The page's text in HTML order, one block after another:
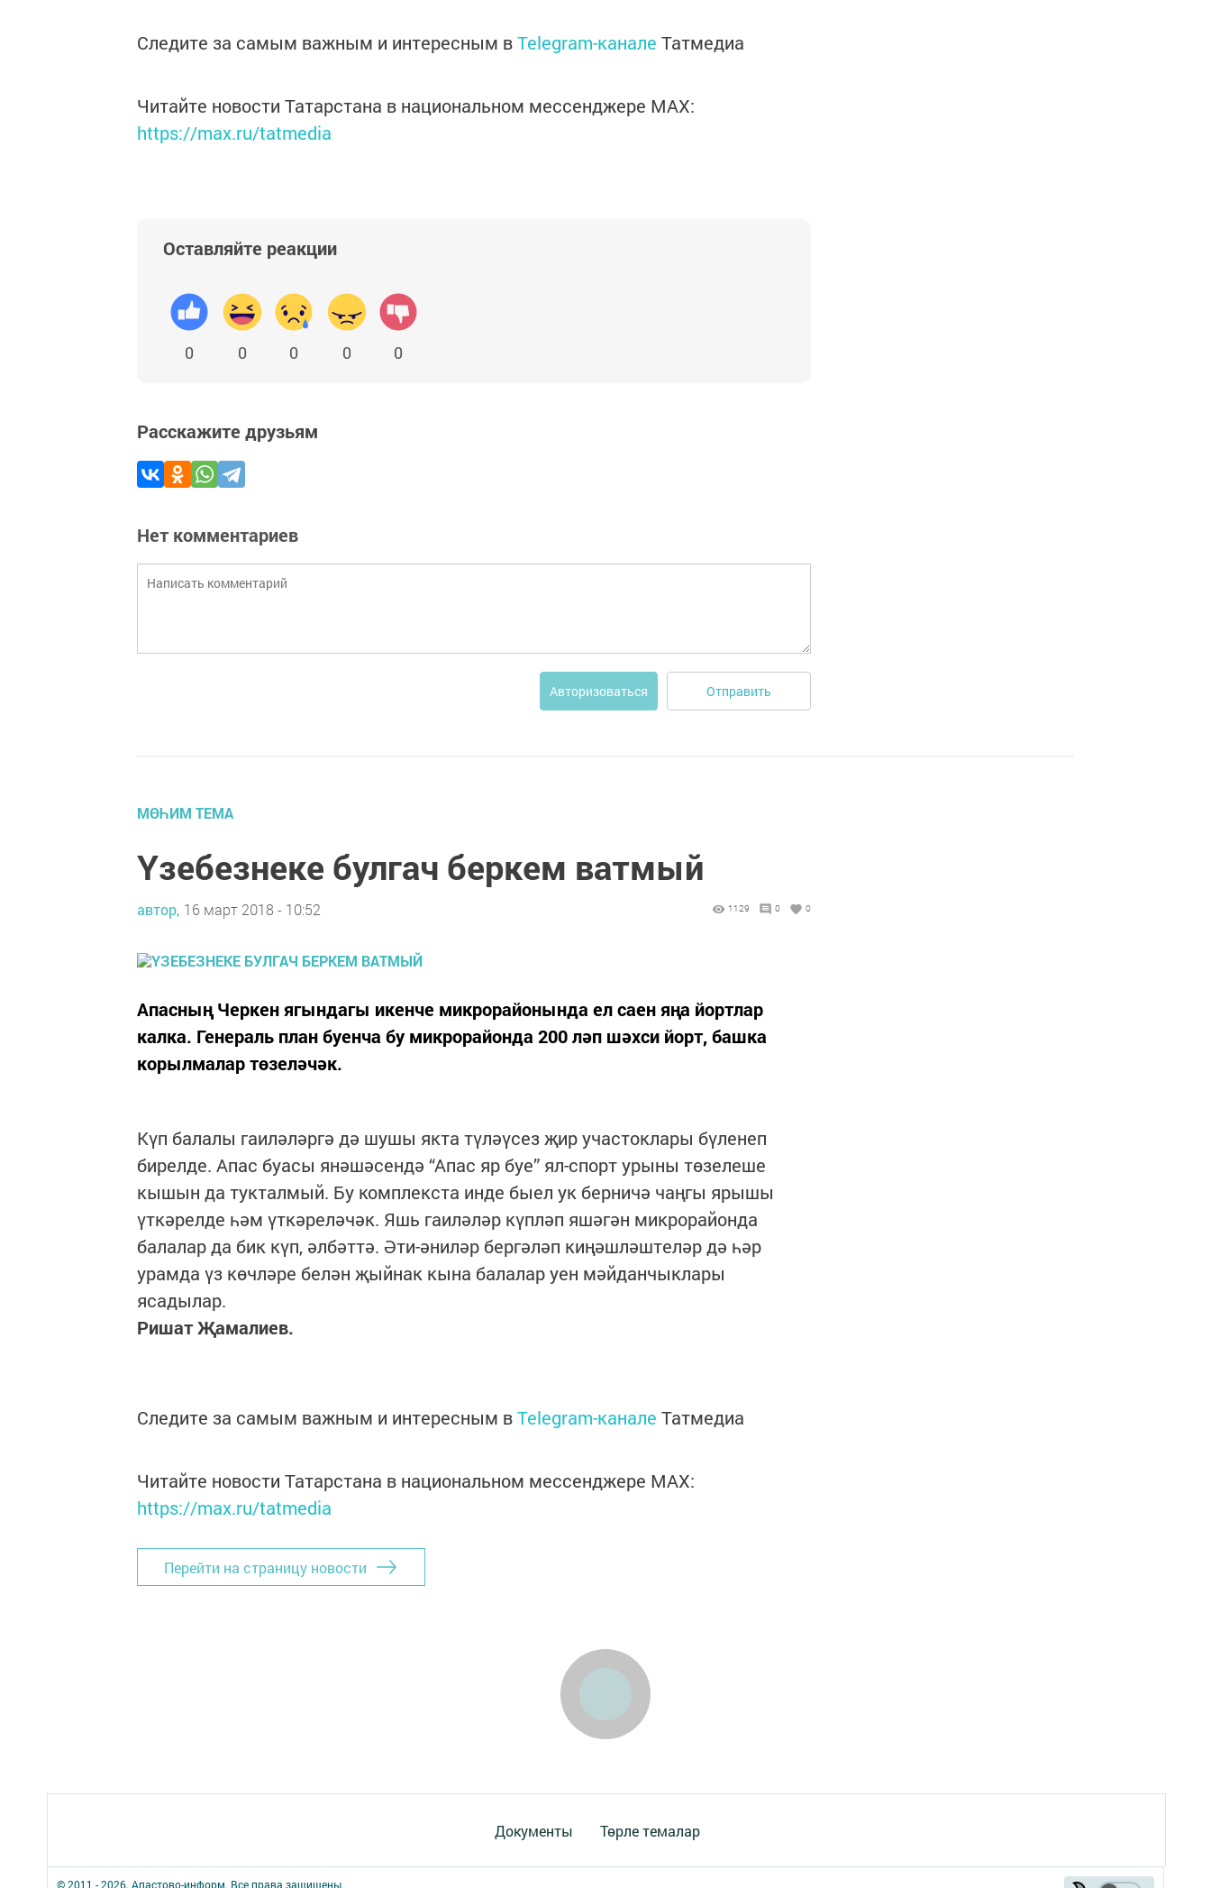
Следите за самым важным и интересным вTelegram-канале Татмедиа
Читайте новости Татарстана в национальном мессенджере MАХ:
https://max.ru/tatmedia
Оставляйте реакции
0 0 0 0 0
Расскажите друзьям
Нет комментариев
Авторизоваться Отправить
МӨҺИМ ТЕМА
Үзебезнеке булгач беркем ватмый
автор, 16 март 2018 - 10:52 1129 0 0
Апасның Черкен ягындагы икенче микрорайонында ел саен яңа йортлар
калка. Генераль план буенча бу микрорайонда 200 ләп шәхси йорт, башка
корылмалар төзеләчәк.
Күп балалы гаиләләргә дә шушы якта түләүсез җир участоклары бүленеп
бирелде. Апас буасы янәшәсендә “Апас яр буе” ял-спорт урыны төзелеше
кышын да тукталмый. Бу комплекста инде быел ук берничә чаңгы ярышы
үткәрелде һәм үткәреләчәк. Яшь гаиләләр күпләп яшәгән микрорайонда
балалар да бик күп, әлбәттә. Әти-әниләр бергәләп киңәшләштеләр дә һәр
урамда үз көчләре белән җыйнак кына балалар уен мәйданчыклары
ясадылар.
Ришат Җамалиев.
Следите за самым важным и интересным вTelegram-канале Татмедиа
Читайте новости Татарстана в национальном мессенджере MАХ:
https://max.ru/tatmedia
Перейти на страницу новости
Документы Төрле темалар
© 2011 - 2026. Апастово-информ. Все права защищены.